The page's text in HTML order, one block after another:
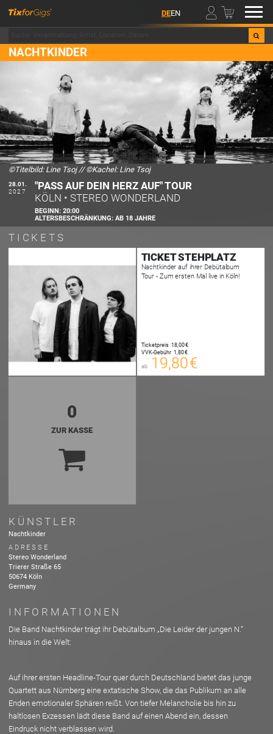
DEEN 00
NACHTKINDER
©Titelbild: Line Tsoj // ©Kachel: Line Tsoj
28.01.
2027
"PASS AUF DEIN HERZ AUF" TOUR
KÖLN • STEREO WONDERLAND
BEGINN:20:00
ALTERSBESCHRÄNKUNG:AB 18 JAHRE
TICKETS
TICKET STEHPLATZ
Nachtkinder auf ihrer Debütalbum
Tour - Zum ersten Mal live in Köln!
Ticketpreis 18,00 €
VVK-Gebühr 1,80 €
ab 19,80 €
00
0
ZUR KASSE
KÜNSTLER
Nachtkinder
ADRESSE
Stereo Wonderland
Trierer Straße 65
50674 Köln
Germany
INFORMATIONEN
Die Band Nachtkinder trägt ihr Debütalbum „Die Leider der jungen N.“
hinaus in die Welt:
Auf ihrer ersten Headline-Tour quer durch Deutschland bietet das junge
Quartett aus Nürnberg eine extatische Show, die das Publikum an alle
Enden emotionaler Sphären reißt. Von tiefer Melancholie bis hin zu
haltlosen Exzessen lädt diese Band auf einen Abend ein, dessen
Eindruck nicht verblassen wird.